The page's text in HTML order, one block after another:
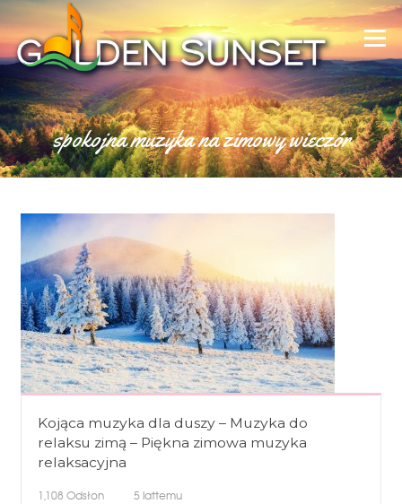
Skip to content
Menu
spokojna muzyka na zimowy wieczór
Kojąca muzyka dla duszy – Muzyka do
relaksu zimą – Piękna zimowa muzyka
relaksacyjna
1,108 Odsłon 5 lattemu